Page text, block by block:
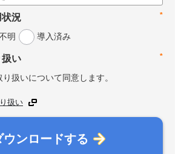
*
状況
明 導入済み
*
い
扱いについて同意します。
扱い
ウンロードする